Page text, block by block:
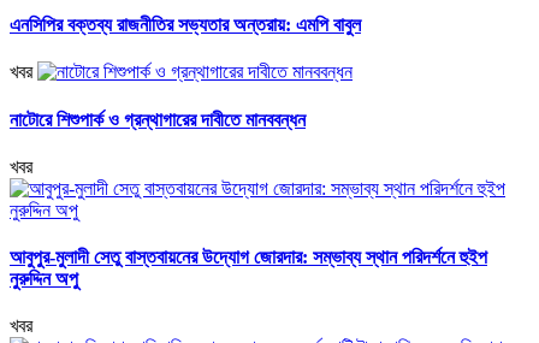
এনসিপির বক্তব্য রাজনীতির সভ্যতার অন্তরায়: এমপি বাবুল
খবর
নাটোরে শিশুপার্ক ও গ্রন্থাগারের দাবীতে মানববন্ধন
খবর
আবুপুর-মুলাদী সেতু বাস্তবায়নের উদ্যোগ জোরদার: সম্ভাব্য স্থান পরিদর্শনে হুইপ
নুরুদ্দিন অপু
খবর